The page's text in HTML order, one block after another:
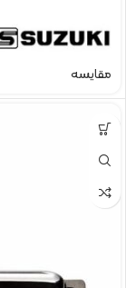
مقایسه